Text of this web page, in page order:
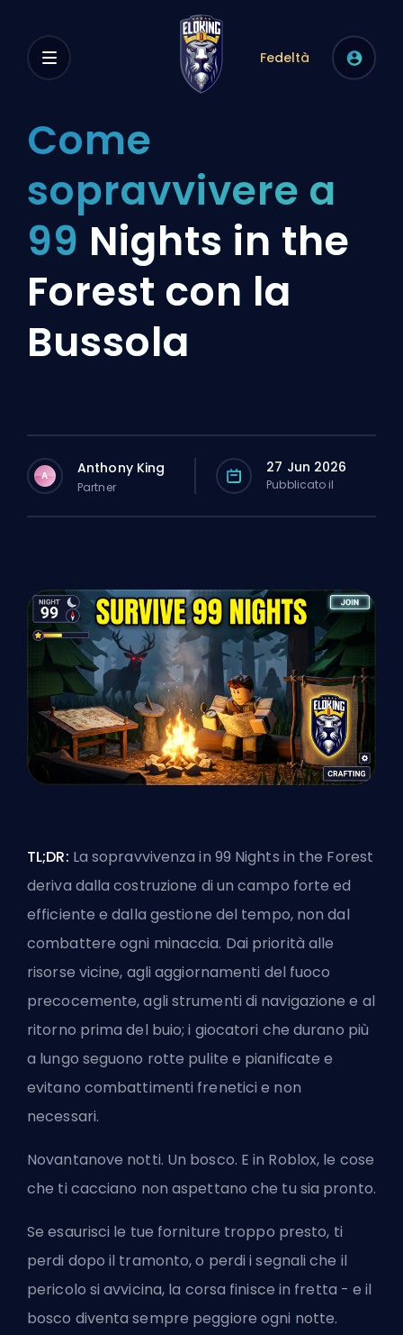
Fedeltà
Come
sopravvivere a
99 Nights in the
Forest con la
Bussola
A Anthony King
Partner
27 Jun 2026
Pubblicato il
TL;DR: La sopravvivenza in 99 Nights in the Forest
deriva dalla costruzione di un campo forte ed
efficiente e dalla gestione del tempo, non dal
combattere ogni minaccia. Dai priorità alle
risorse vicine, agli aggiornamenti del fuoco
precocemente, agli strumenti di navigazione e al
ritorno prima del buio; i giocatori che durano più
a lungo seguono rotte pulite e pianificate e
evitano combattimenti frenetici e non
necessari.
Novantanove notti. Un bosco. E in Roblox, le cose
che ti cacciano non aspettano che tu sia pronto.
Se esaurisci le tue forniture troppo presto, ti
perdi dopo il tramonto, o perdi i segnali che il
pericolo si avvicina, la corsa finisce in fretta - e il
bosco diventa sempre peggiore ogni notte.